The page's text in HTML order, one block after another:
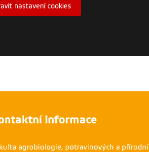
areálu ČZU
nastavení cookies
informace
agrobiologie, potravinových a